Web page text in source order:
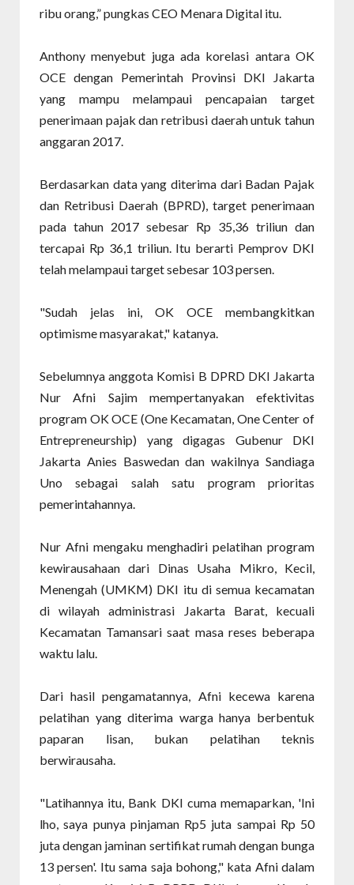
ribu orang,” pungkas CEO Menara Digital itu.
Anthony menyebut juga ada korelasi antara OK
OCE dengan Pemerintah Provinsi DKI Jakarta
yang mampu melampaui pencapaian target
penerimaan pajak dan retribusi daerah untuk tahun
anggaran 2017.
Berdasarkan data yang diterima dari Badan Pajak
dan Retribusi Daerah (BPRD), target penerimaan
pada tahun 2017 sebesar Rp 35,36 triliun dan
tercapai Rp 36,1 triliun. Itu berarti Pemprov DKI
telah melampaui target sebesar 103 persen.
"Sudah jelas ini, OK OCE membangkitkan
optimisme masyarakat," katanya.
Sebelumnya anggota Komisi B DPRD DKI Jakarta
Nur Afni Sajim mempertanyakan efektivitas
program OK OCE (One Kecamatan, One Center of
Entrepreneurship) yang digagas Gubenur DKI
Jakarta Anies Baswedan dan wakilnya Sandiaga
Uno sebagai salah satu program prioritas
pemerintahannya.
Nur Afni mengaku menghadiri pelatihan program
kewirausahaan dari Dinas Usaha Mikro, Kecil,
Menengah (UMKM) DKI itu di semua kecamatan
di wilayah administrasi Jakarta Barat, kecuali
Kecamatan Tamansari saat masa reses beberapa
waktu lalu.
Dari hasil pengamatannya, Afni kecewa karena
pelatihan yang diterima warga hanya berbentuk
paparan lisan, bukan pelatihan teknis
berwirausaha.
"Latihannya itu, Bank DKI cuma memaparkan, 'Ini
lho, saya punya pinjaman Rp5 juta sampai Rp 50
juta dengan jaminan sertifikat rumah dengan bunga
13 persen'. Itu sama saja bohong," kata Afni dalam